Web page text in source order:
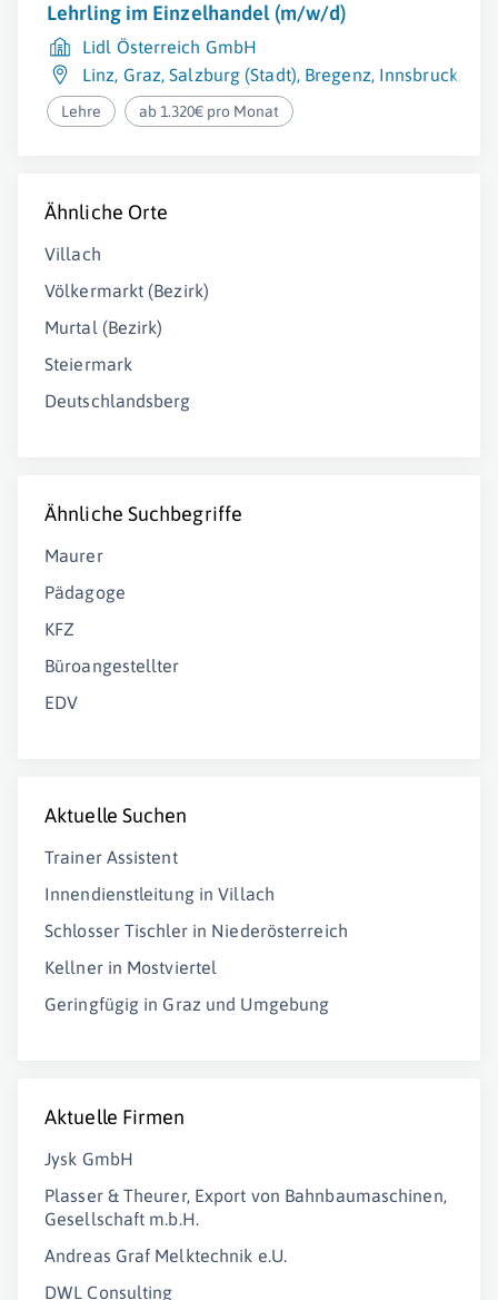
Lehrling im Einzelhandel (m/w/d)
Lidl Österreich GmbH
Linz, Graz,Salzburg (Stadt), Bregenz, Innsbruck,
Lehre ab 1.320€ pro Monat
Ähnliche Orte
Villach
Völkermarkt (Bezirk)
Murtal (Bezirk)
Steiermark
Deutschlandsberg
Ähnliche Suchbegriffe
Maurer
Pädagoge
KFZ
Büroangestellter
EDV
Aktuelle Suchen
Trainer Assistent
Innendienstleitung in Villach
Schlosser Tischler in Niederösterreich
Kellner in Mostviertel
Geringfügig in Graz und Umgebung
Aktuelle Firmen
Jysk GmbH
Plasser & Theurer, Export von Bahnbaumaschinen,
Gesellschaft m.b.H.
Andreas Graf Melktechnik e.U.
DWL Consulting